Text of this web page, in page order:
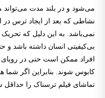
می‌شود و در بلند مدت می‌تواند
نشاطی که بعد از ایجاد ترس در
نمی‌باشد. به این دلیل که
بی‌کیفیتی انسان داشته باشد
افراد ممکن است حتی در رویای
کابوس شوند. بنابراین اگر شما
تماشای فیلم ترسناک را حداقل